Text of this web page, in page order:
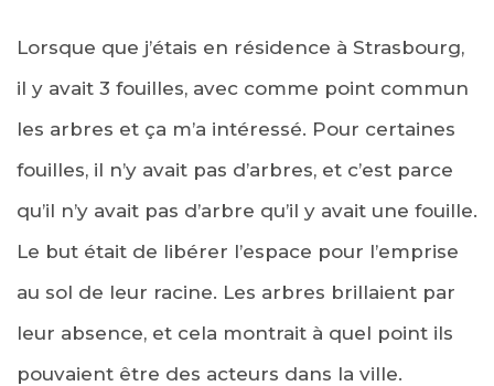
Lorsque que j’étais en résidence à Strasbourg,
il y avait 3 fouilles, avec comme point commun
les arbres et ça m’a intéressé. Pour certaines
fouilles, il n’y avait pas d’arbres, et c’est parce
qu’il n’y avait pas d’arbre qu’il y avait une fouille.
Le but était de libérer l’espace pour l’emprise
au sol de leur racine. Les arbres brillaient par
leur absence, et cela montrait à quel point ils
pouvaient être des acteurs dans la ville.